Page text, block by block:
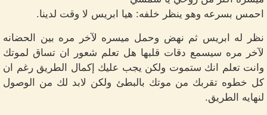
احمس بسرعه وهو ينظر خلفه: هيا ابريس لا وقت لدينا.
نظر له ابريس ثم نهض وحمل ميسره لآخر مره بين الحضانه
لآخر مره سيسمع دقات قلبها هل تعلم شعور ان تساق لموتك
وانت تعلم انك ستموت ولكن يجب عليك إكمال الطريق رغم ان
كل خطوه تقربك من موتك بالبطئ ولكن لابد لك من الوصول
لنهايه الطريق.